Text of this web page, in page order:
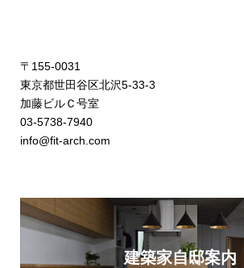
〒155-0031
東京都世田谷区北沢5-33-3
加藤ビルＣ号室
03-5738-7940
info@fit-arch.com
建築家自邸案内